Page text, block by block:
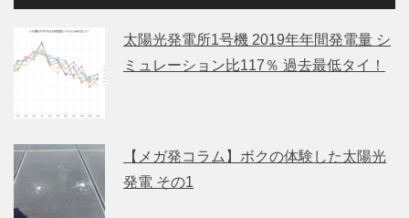
太陽光発電所1号機 2019年年間発電量 シ
ミュレーション比117％ 過去最低タイ！
【メガ発コラム】ボクの体験した太陽光
発電 その1